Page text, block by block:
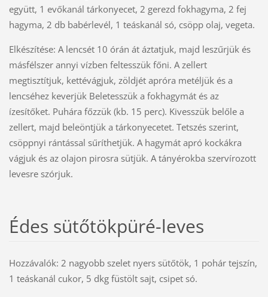
együtt, 1 evőkanál tárkonyecet, 2 gerezd fokhagyma, 2 fej
hagyma, 2 db babérlevél, 1 teáskanál só, csöpp olaj, vegeta.
Elkészítése: A lencsét 10 órán át áztatjuk, majd leszűrjük és
másfélszer annyi vízben feltesszük főni. A zellert
megtisztítjuk, kettévágjuk, zöldjét apróra metéljük és a
lencséhez keverjük Beletesszük a fokhagymát és az
ízesítőket. Puhára főzzük (kb. 15 perc). Kivesszük belőle a
zellert, majd beleöntjük a tárkonyecetet. Tetszés szerint,
csöppnyi rántással sűríthetjük. A hagymát apró kockákra
vágjuk és az olajon pirosra sütjük. A tányérokba szervírozott
levesre szórjuk.
Édes sütőtökpüré-leves
Hozzávalók: 2 nagyobb szelet nyers sütőtök, 1 pohár tejszín,
1 teáskanál cukor, 5 dkg füstölt sajt, csipet só.